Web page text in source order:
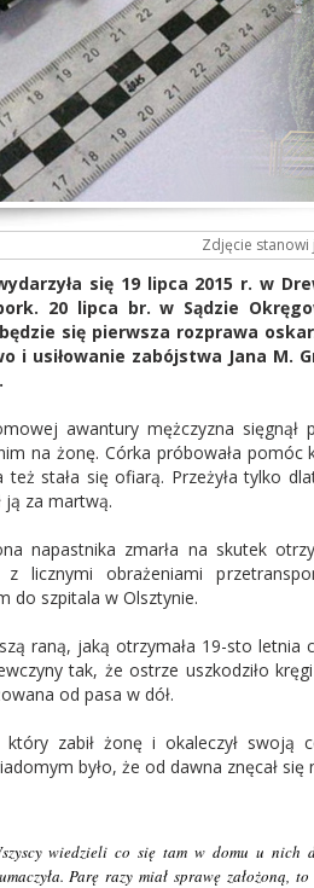
Zdjęcie stanowi
się 19 lipca 2015 r. w
20 lipca br. w Sądzie
się pierwsza rozprawa
i usiłowanie zabójstwa Jana M.
awantury mężczyzna sięgnął
na żonę. Córka próbowała pomóc
też stała się ofiarą. Przeżyła tylko
ją za martwą.
napastnika zmarła na skutek
licznymi obrażeniami
do szpitala w Olsztynie.
raną, jaką otrzymała 19-sto letnia
tak, że ostrze uszkodziło
od pasa w dół.
który zabił żonę i okaleczył
było, że od dawna znęcał się
wiedzieli co się tam w domu u nich
Parę razy miał sprawę